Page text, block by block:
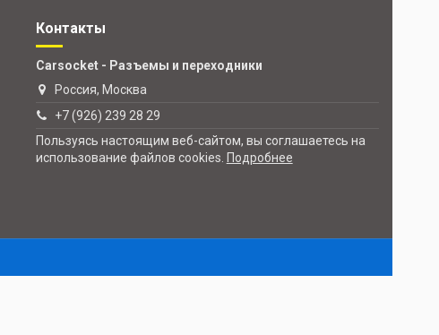
Контакты
Carsocket - Разъемы и переходники
Россия, Москва
+7 (926) 239 28 29
Пользуясь настоящим веб-сайтом, вы соглашаетесь на
использование файлов cookies. Подробнее